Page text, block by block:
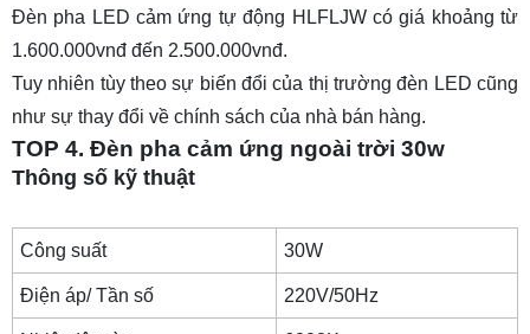
Đèn pha LED cảm ứng tự động HLFLJW có giá khoảng từ
1.600.000vnđ đến 2.500.000vnđ.
Tuy nhiên tùy theo sự biến đổi của thị trường đèn LED cũng
như sự thay đổi về chính sách của nhà bán hàng.
TOP 4. Đèn pha cảm ứng ngoài trời 30w
Thông số kỹ thuật
Công suất 30W
Điện áp/ Tần số 220V/50Hz